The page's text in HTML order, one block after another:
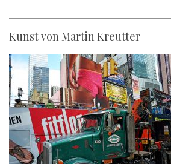
Kunst von Martin Kreutter